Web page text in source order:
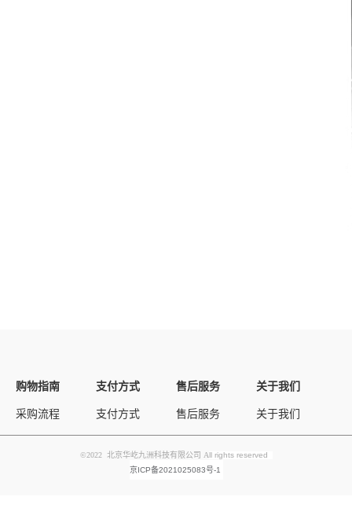
购物指南
采购流程
支付方式
支付方式
售后服务
售后服务
关于我们
关于我们
©2022 北京华屹九洲科技有限公司 All rights reserved
京ICP备2021025083号-1